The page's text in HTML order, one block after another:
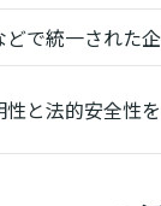
で統一された
と法的安全性を